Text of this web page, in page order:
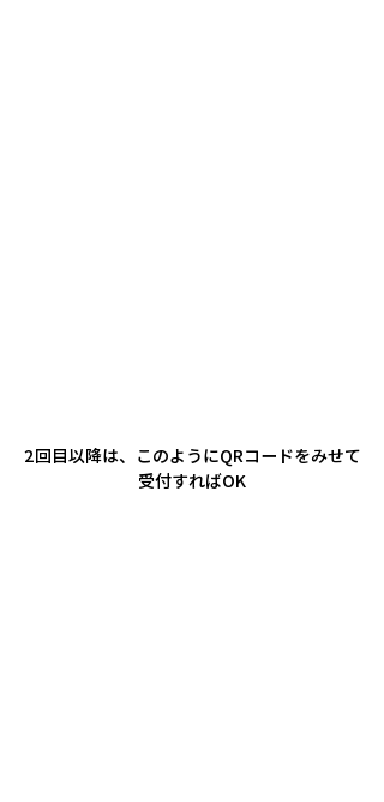
2回目以降は、このようにQRコードをみせて
受付すればOK